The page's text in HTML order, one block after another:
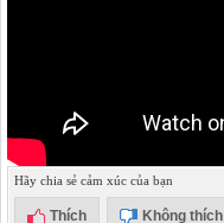
Hãy chia sẻ cảm xúc của bạn
Thích Không thích